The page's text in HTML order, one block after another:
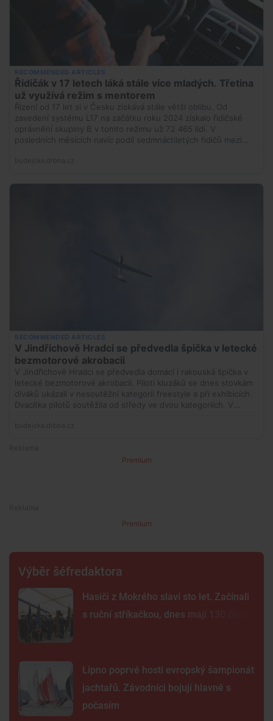
Premium
Premium
Výběr šéfredaktora
Hasiči z Mokrého slaví sto let. Začínali
s ruční stříkačkou, dnes mají 130 členů
Lipno poprvé hostí evropský šampionát
jachtařů. Závodníci bojují hlavně s
počasím